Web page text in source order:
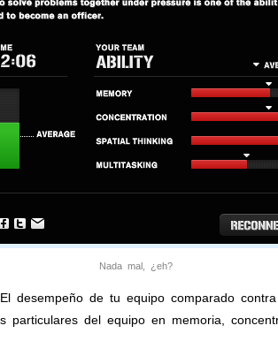
Nada mal, ¿eh?
desempeño de tu equipo comparado
del equipo en memoria,